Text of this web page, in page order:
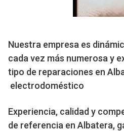
Nuestra empresa es
cada vez más numerosa y
tipo de reparaciones en
electrodoméstico
Experiencia, calidad y
de referencia en Albatera,